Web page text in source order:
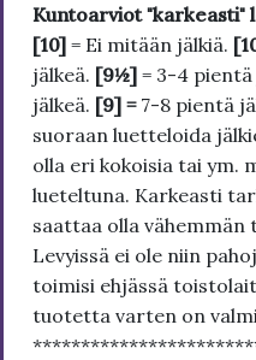
Kuntoarviot "karkeasti"
[10] = Ei mitään jälkiä.
jälkeä. [9½] = 3-4 pientä
jälkeä. [9] = 7-8 pientä
suoraan luetteloida
olla eri kokoisia tai ym.
lueteltuna. Karkeasti
saattaa olla vähemmän
Levyissä ei ole niin
toimisi ehjässä
tuotetta varten on